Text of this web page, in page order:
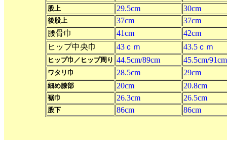
股上 29.5cm 30cm
後股上 37cm
37cm
腰骨巾
41cm
42cm
ヒップ中央巾
43ｃｍ 43.5ｃｍ
ヒップ巾／ヒップ周り 44.5cm/89cm 45.5cm/91cm
ワタリ巾 28.5cm 29cm
細め膝部 20cm 20.8cm
裾巾 26.3cm 26.5cm
股下 86cm 86cm